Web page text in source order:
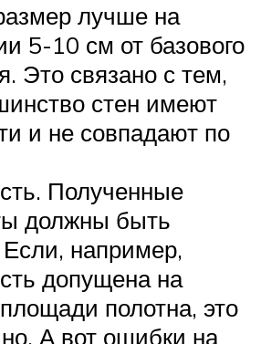
лучше на
5-10 см от базового
Это связано с тем,
стен имеют
и не совпадают по
Полученные
должны быть
например,
допущена на
полотна, это
А вот ошибки на